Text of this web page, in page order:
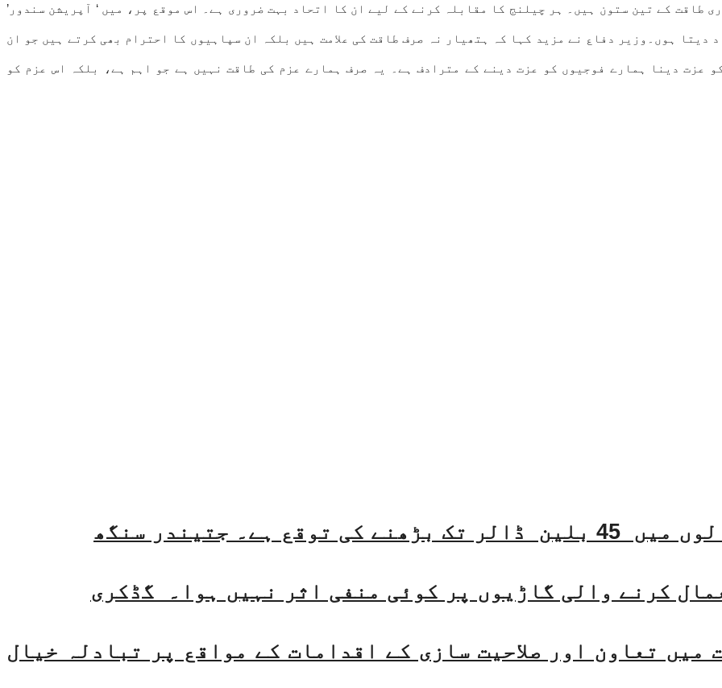
طاقت کے تین ستون ہیں۔ ہر چیلنج کا مقابلہ کرنے کے لیے ان کا اتحاد بہت ضروری ہے۔ اس موقع پر، میں ‘ آپریشن سندور’
ہوں۔وزیر دفاع نے مزید کہا کہ ہتھیار نہ صرف طاقت کی علامت ہیں بلکہ ان سپاہیوں کا احترام بھی کرتے ہیں جو ان
عزت دینا ہمارے فوجیوں کو عزت دینے کے مترادف ہے۔ یہ صرف ہمارے عزم کی طاقت نہیں ہے جو اہم ہے، بلکہ اس عزم کو
کرنے والی گاڑیوں پر کوئی منفی اثر نہیں ہوا۔ گڈکری
تعاون اور صلاحیت سازی کے اقدامات کے مواقع پر تبادلہ خیال